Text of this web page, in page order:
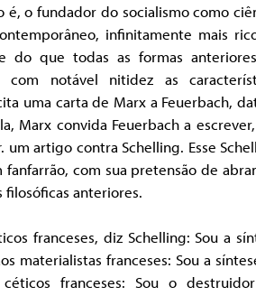
é, o fundador do socialismo como
infinitamente mais
do que todas as formas
com notável nitidez as
uma carta de Marx a Feuerbach,
Marx convida Feuerbach a
. um artigo contra Schelling. Esse
fanfarrão, com sua pretensão de
filosóficas anteriores.
franceses, diz Schelling: Sou a
materialistas franceses: Sou a
franceses: Sou o